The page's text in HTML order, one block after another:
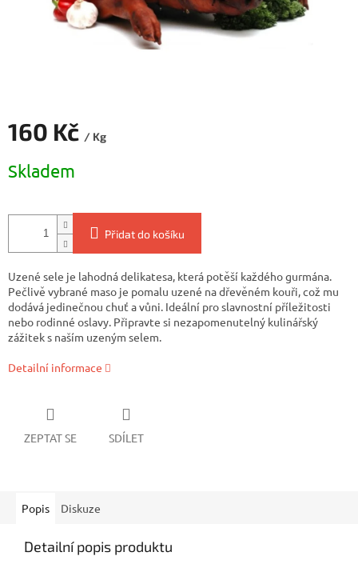
160 Kč / Kg
cena:
Skladem
Přidat do košíku
Uzené sele je lahodná delikatesa, která potěší každého gurmána.
Pečlivě vybrané maso je pomalu uzené na dřevěném kouři, což mu
dodává jedinečnou chuť a vůni. Ideální pro slavnostní příležitosti
nebo rodinné oslavy. Připravte si nezapomenutelný kulinářský
zážitek s naším uzeným selem.
Detailní informace
ZEPTAT SE SDÍLET
Popis Diskuze
Detailní popis produktu